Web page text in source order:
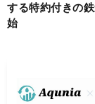
する特約付きの
始